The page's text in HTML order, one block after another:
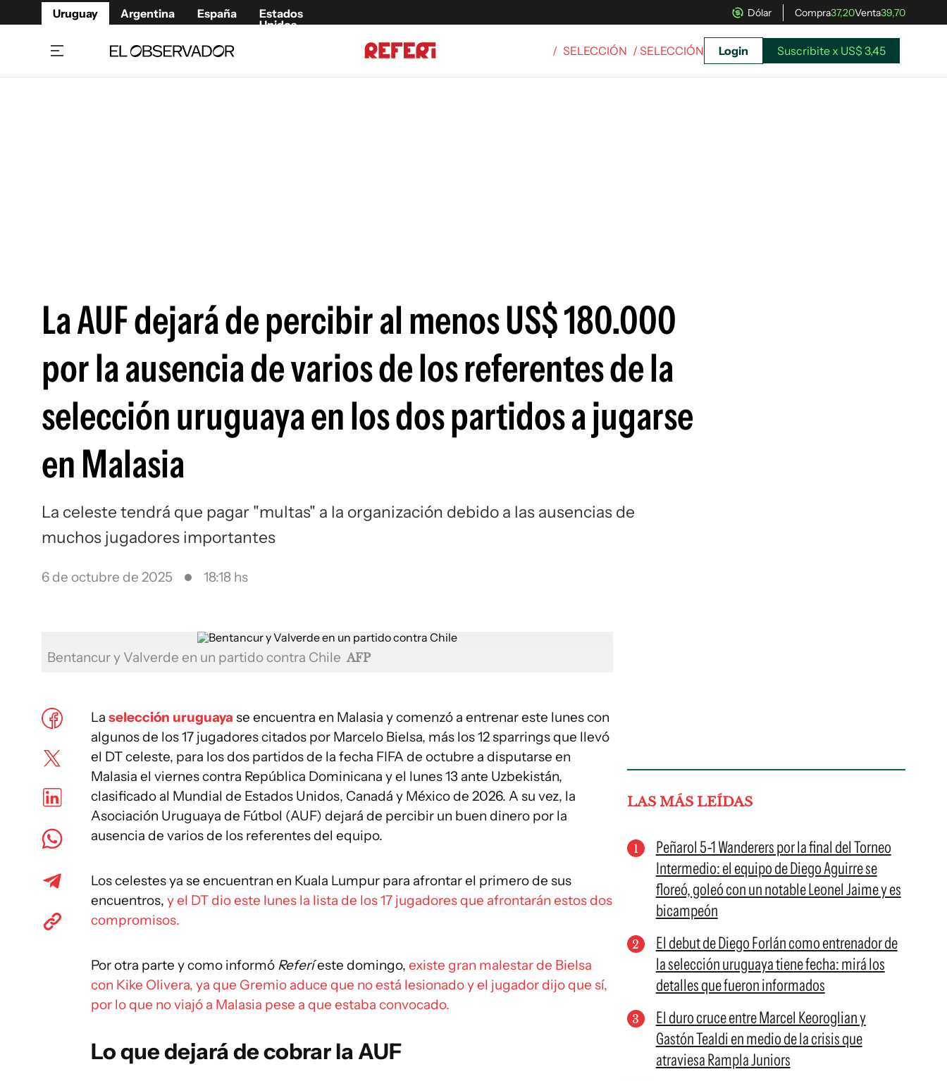
Uruguay Argentina España
Estados
Unidos
Dólar Compra37,20Venta39,70
Siguenos en:
/ SELECCIÓN / SELECCIÓN Login Suscribite x US$ 3,45
La AUF dejará de percibir al menos US$ 180.000
por la ausencia de varios de los referentes de la
selección uruguaya en los dos partidos a jugarse
en Malasia
La celeste tendrá que pagar "multas" a la organización debido a las ausencias de
muchos jugadores importantes
6 de octubre de 2025 18:18 hs
Bentancur y Valverde en un partido contra Chile AFP
La selección uruguaya se encuentra en Malasia y comenzó a entrenar este lunes con
algunos de los 17 jugadores citados por Marcelo Bielsa, más los 12 sparrings que llevó
el DT celeste, para los dos partidos de la fecha FIFA de octubre a disputarse en
Malasia el viernes contra República Dominicana y el lunes 13 ante Uzbekistán,
clasificado al Mundial de Estados Unidos, Canadá y México de 2026. A su vez, la
Asociación Uruguaya de Fútbol (AUF) dejará de percibir un buen dinero por la
ausencia de varios de los referentes del equipo.
Los celestes ya se encuentran en Kuala Lumpur para afrontar el primero de sus
encuentros, y el DT dio este lunes la lista de los 17 jugadores que afrontarán estos dos
compromisos.
Por otra parte y como informó Referíeste domingo, existe gran malestar de Bielsa
con Kike Olivera, ya que Gremio aduce que no está lesionado y el jugador dijo que sí,
por lo que no viajó a Malasia pese a que estaba convocado.
Lo que dejará de cobrar la AUF
LAS MÁS LEÍDAS
Peñarol 5-1 Wanderers por la final del Torneo
Intermedio: el equipo de Diego Aguirre se
floreó, goleó con un notable Leonel Jaime y es
bicampeón
El debut de Diego Forlán como entrenador de
la selección uruguaya tiene fecha: mirá los
detalles que fueron informados
El duro cruce entre Marcel Keoroglian y
Gastón Tealdi en medio de la crisis que
atraviesa Rampla Juniors